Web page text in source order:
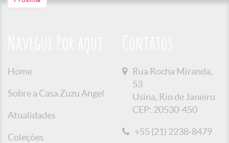
Home
Sobre a Casa Zuzu Angel
Atualidades
Coleções
Rua Rocha Miranda,
53
Usina, Rio de Janeiro
CEP: 20530-450
+55 (21) 2238-8479